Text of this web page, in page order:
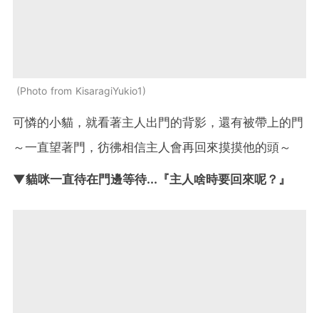
Photo from KisaragiYukio1
可憐的小貓，就看著主人出門的背影，還有被帶上的門
～一直望著門，彷彿相信主人會再回來摸摸他的頭～
▼貓咪一直待在門邊等待...『主人啥時要回來呢？』